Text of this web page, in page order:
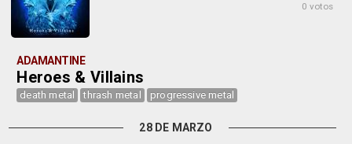
0 votos
ADAMANTINE
Heroes & Villains
death metal thrash metal progressive metal
28 DE MARZO